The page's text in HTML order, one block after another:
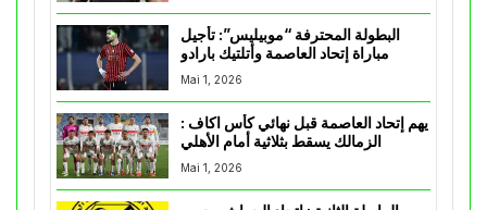
البطولة المحترفة “موبيليس”: تأجيل
مباراة إتحاد العاصمة وأتلتيك بارادو
Mai 1, 2026
يهم إتحاد العاصمة قبل نهائي كأس اكاف :
Mai 1, 2026